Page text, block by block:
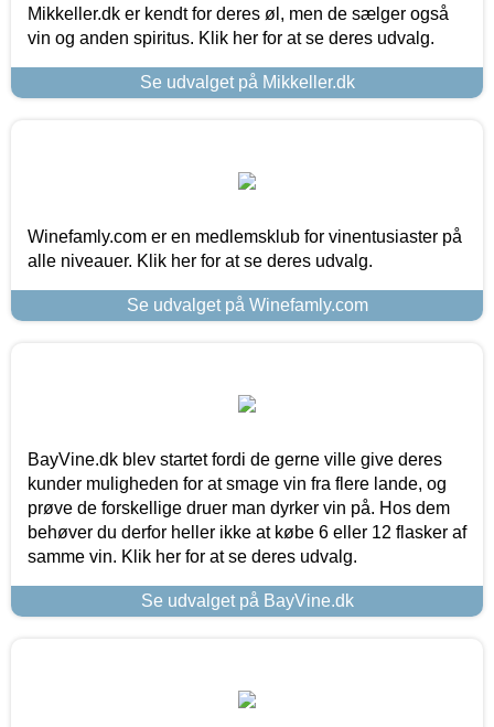
Mikkeller.dk er kendt for deres øl, men de sælger også
vin og anden spiritus. Klik her for at se deres udvalg.
Se udvalget på Mikkeller.dk
Winefamly.com er en medlemsklub for vinentusiaster på
alle niveauer. Klik her for at se deres udvalg.
Se udvalget på Winefamly.com
BayVine.dk blev startet fordi de gerne ville give deres
kunder muligheden for at smage vin fra flere lande, og
prøve de forskellige druer man dyrker vin på. Hos dem
behøver du derfor heller ikke at købe 6 eller 12 flasker af
samme vin. Klik her for at se deres udvalg.
Se udvalget på BayVine.dk